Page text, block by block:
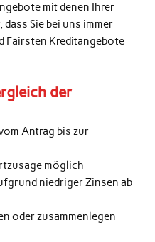
mit denen Ihrer
Sie bei uns immer
Fairsten Kreditangebote
der
Antrag bis zur
möglich
niedriger Zinsen ab
oder zusammenlegen